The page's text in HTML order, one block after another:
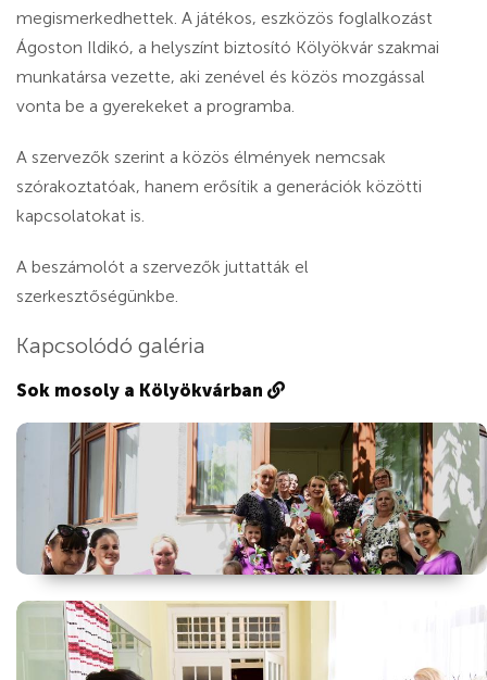
megismerkedhettek. A játékos, eszközös foglalkozást
Ágoston Ildikó, a helyszínt biztosító Kölyökvár szakmai
munkatársa vezette, aki zenével és közös mozgással
vonta be a gyerekeket a programba.
A szervezők szerint a közös élmények nemcsak
szórakoztatóak, hanem erősítik a generációk közötti
kapcsolatokat is.
A beszámolót a szervezők juttatták el
szerkesztőségünkbe.
Kapcsolódó galéria
Sok mosoly a Kölyökvárban